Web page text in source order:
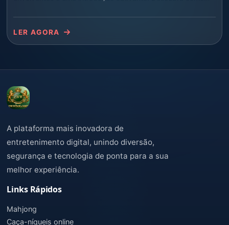
LER AGORA
A plataforma mais inovadora de
entretenimento digital, unindo diversão,
segurança e tecnologia de ponta para a sua
melhor experiência.
Links Rápidos
Mahjong
Caça-níqueis online